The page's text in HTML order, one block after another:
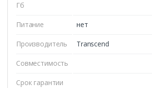
Гб
Питание нет
Производитель Transcend
Совместимость
Срок гарантии